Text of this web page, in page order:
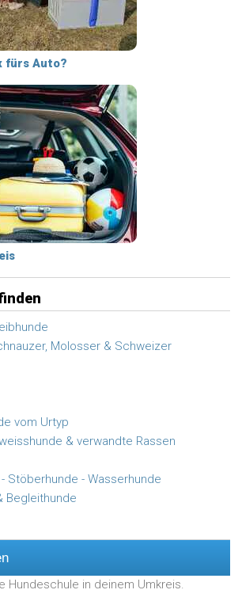
fürs Auto?
Molosser & Schweizer
vom Urtyp
& verwandte Rassen
Stöberhunde - Wasserhunde
Begleithunde
Hundeschule in deinem Umkreis.